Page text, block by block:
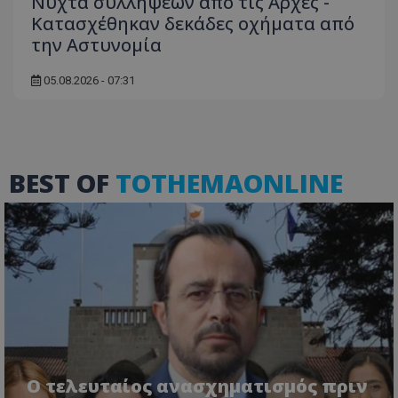
Κατασχέθηκαν δεκάδες οχήματα από
την Αστυνομία
05.08.2026 - 07:31
BEST OF TOTHEMAONLINE
Ο τελευταίος ανασχηματισμός πριν
.youtube.com